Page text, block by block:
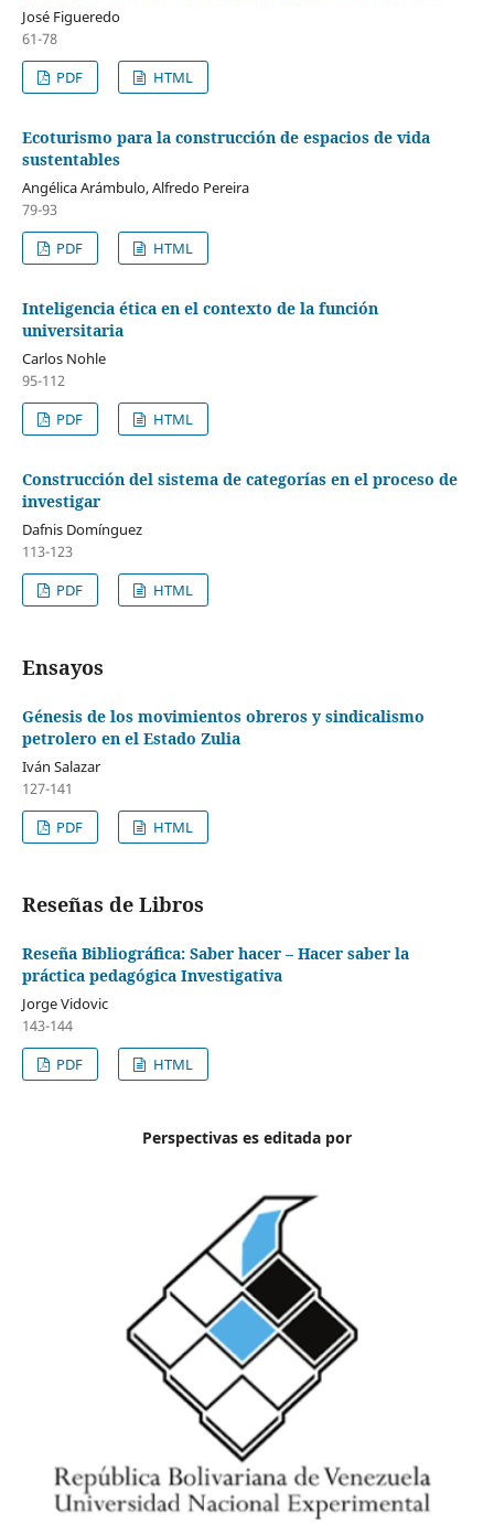
José Figueredo
61-78
PDF
HTML
Ecoturismo para la construcción de espacios de vida
sustentables
Angélica Arámbulo, Alfredo Pereira
79-93
PDF
HTML
Inteligencia ética en el contexto de la función
universitaria
Carlos Nohle
95-112
PDF
HTML
Construcción del sistema de categorías en el proceso de
investigar
Dafnis Domínguez
113-123
PDF
HTML
Ensayos
Génesis de los movimientos obreros y sindicalismo
petrolero en el Estado Zulia
Iván Salazar
127-141
PDF
HTML
Reseñas de Libros
Reseña Bibliográfica: Saber hacer – Hacer saber la
práctica pedagógica Investigativa
Jorge Vidovic
143-144
PDF
HTML
Perspectivas es editada por